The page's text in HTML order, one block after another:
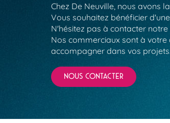
Chez De Neuville, nous avons
Vous souhaitez bénéficier d'une
N'hésitez pas à contacter
Nos commerciaux sont à
accompagner dans vos projets.
NOUS CONTACTER